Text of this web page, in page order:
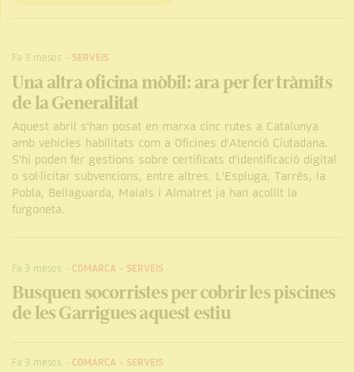
Fa 3 mesos - SERVEIS
Una altra oficina mòbil: ara per fer tràmits
de la Generalitat
Aquest abril s'han posat en marxa cinc rutes a Catalunya
amb vehicles habilitats com a Oficines d'Atenció Ciutadana.
S'hi poden fer gestions sobre certificats d'identificació digital
o sol·licitar subvencions, entre altres. L'Espluga, Tarrés, la
Pobla, Bellaguarda, Maials i Almatret ja han acollit la
furgoneta.
Fa 3 mesos - COMARCA - SERVEIS
Busquen socorristes per cobrir les piscines
de les Garrigues aquest estiu
Fa 3 mesos - COMARCA - SERVEIS